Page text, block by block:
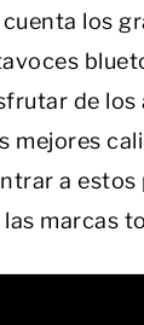
los
de
mejores
a estos
las marcas